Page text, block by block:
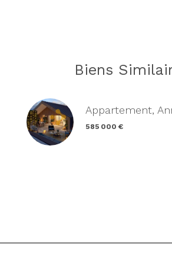
Biens
Appartement,
585 000 €